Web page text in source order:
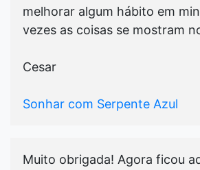
melhorar algum hábito em
vezes as coisas se mostram
Cesar
Sonhar com Serpente Azul
Muito obrigada! Agora ficou